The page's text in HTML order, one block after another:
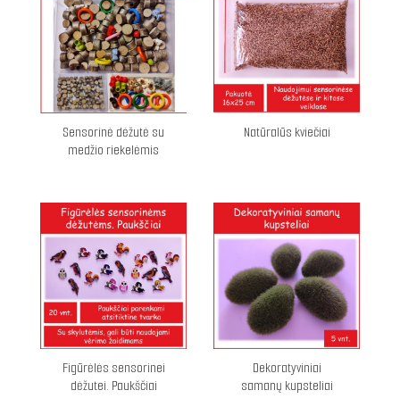
Sensorinė dėžutė su
medžio riekelėmis
Natūralūs kviečiai
Figūrėlės sensorinei
dėžutei. Paukščiai
Dekoratyviniai
samanų kupsteliai